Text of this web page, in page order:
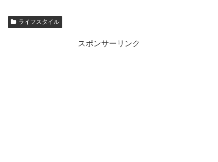
ライフスタイル
スポンサーリンク